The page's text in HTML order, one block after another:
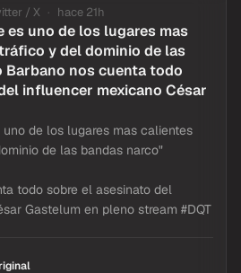
/ X hace 21h
es uno de los lugares mas
y del dominio de las
Barbano nos cuenta todo
influencer mexicano César
de los lugares mas calientes
todo sobre el asesinato del